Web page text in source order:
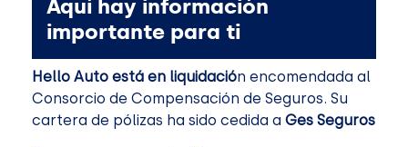
Aquí hay información
importante para ti
Hello Auto está en liquidación encomendada al
Consorcio de Compensación de Seguros. Su
cartera de pólizas ha sido cedida a Ges Seguros